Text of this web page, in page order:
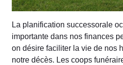
La planification successorale
importante dans nos finances
on désire faciliter la vie de nos
notre décès. Les coops